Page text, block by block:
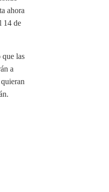
ahora
14 de
que las
a